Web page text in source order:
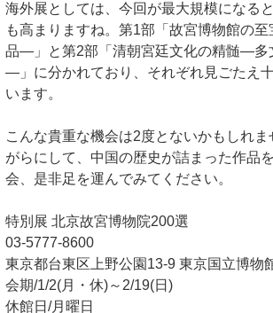
海外展としては、今回が最大規模になる
も高まりますね。第1部「故宮博物館の
品―」と第2部「清朝宮廷文化の精髄―多
―」に分かれており、それぞれ見ごたえ
います。
こんな貴重な機会は2度とないかもしれ
がらにして、中国の歴史が詰まった作品
会、是非足を運んでみてください。
特別展 北京故宮博物院200選
03-5777-8600
東京都台東区上野公園13-9 東京国立博物
会期/1/2(月・休)～2/19(日)
休館日/月曜日